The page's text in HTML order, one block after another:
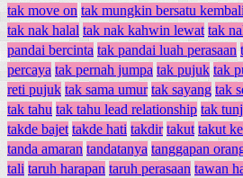
tak move on tak mungkin bersatu
tak nak halal tak nak kahwin lewat tak
pandai bercinta tak pandai luah perasaan
percaya tak pernah jumpa tak pujuk tak
reti pujuk tak sama umur tak sayang tak
tak tahu tak tahu lead relationship tak
takde bajet takde hati takdir takut takut
tanda amaran tandatanya tanggapan
tali taruh harapan taruh perasaan tawan